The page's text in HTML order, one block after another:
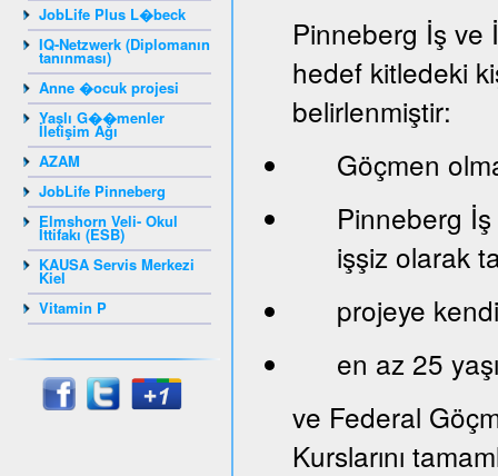
JobLife Plus L�beck
IQ-Netzwerk (Diplomanın
tanınması)
Anne �ocuk projesi
Yaşlı G��menler
İletişim Ağı
AZAM
JobLife Pinneberg
Elmshorn Veli- Okul
İttifakı (ESB)
KAUSA Servis Merkezi
Kiel
Vitamin P
Pinneberg İş ve
hedef kitledeki
belirlenmiştir:
Göçmen
Pinneberg
işşiz olarak
projeye
en az 25
ve Federal
Kurslarını